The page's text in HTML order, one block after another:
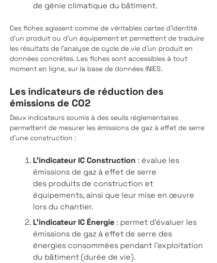
de génie climatique du bâtiment.
Ces fiches agissent comme de véritables cartes d’identité
d’un produit ou d’un équipement et permettent de traduire
les résultats de l’analyse de cycle de vie d’un produit en
données concrètes. Les fiches sont accessibles à tout
moment en ligne, sur la base de données INIES.
Les indicateurs de réduction des
émissions de CO2
Deux indicateurs soumis à des seuils réglementaires
permettent de mesurer les émissions de gaz à effet de serre
d’une construction :
L’indicateur IC Construction : évalue les
émissions de gaz à effet de serre
des produits de construction et
équipements, ainsi que leur mise en œuvre
lors du chantier.
L’indicateur IC Énergie : permet d’évaluer les
émissions de gaz à effet de serre des
énergies consommées pendant l’exploitation
du bâtiment (durée de vie).